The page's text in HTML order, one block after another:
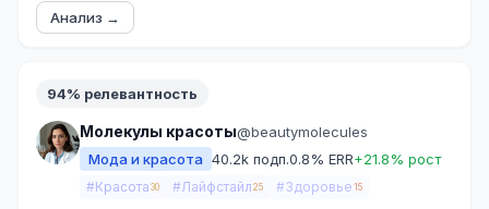
Анализ →
94% релевантность
Молекулы красоты@beautymolecules
Мода и красота 40.2k подп.0.8% ERR+21.8% рост
#Красота 30 #Лайфстайл 25 #Здоровье 15